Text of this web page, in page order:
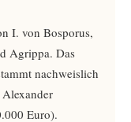
I. von Bosporus,
Agrippa. Das
nachweislich
Euro).